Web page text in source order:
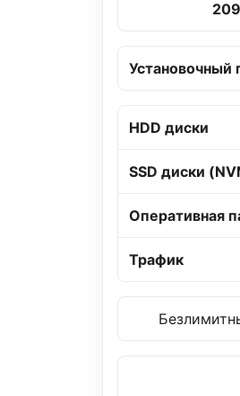
Установочный
HDD диски
SSD диски
Оперативная
Трафик